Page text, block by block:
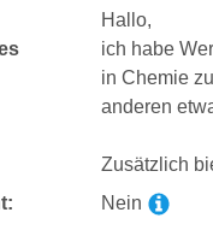
Hallo,
ich habe
in Chemie
anderen
Zusätzlich
Nein